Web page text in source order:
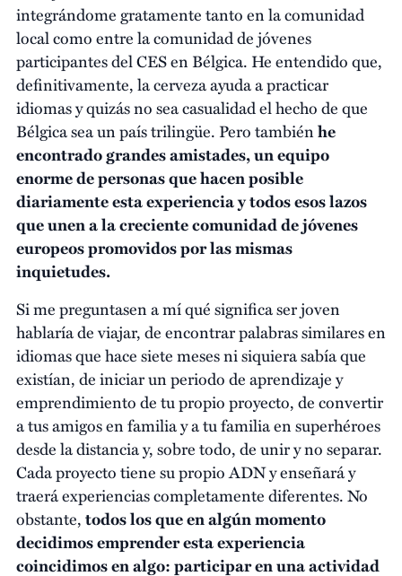
integrándome gratamente tanto en la comunidad
local como entre la comunidad de jóvenes
participantes del CES en Bélgica. He entendido que,
definitivamente, la cerveza ayuda a practicar
idiomas y quizás no sea casualidad el hecho de que
Bélgica sea un país trilingüe. Pero tambiénhe
encontrado grandes amistades, un equipo
enorme de personas que hacen posible
diariamente esta experiencia y todos esos lazos
que unen a la creciente comunidad de jóvenes
europeos promovidos por las mismas
inquietudes.
Si me preguntasen a mí qué significa ser joven
hablaría de viajar, de encontrar palabras similares en
idiomas que hace siete meses ni siquiera sabía que
existían, de iniciar un periodo de aprendizaje y
emprendimiento de tu propio proyecto, de convertir
a tus amigos en familia y a tu familia en superhéroes
desde la distancia y, sobre todo, de unir y no separar.
Cada proyecto tiene su propio ADN y enseñará y
traerá experiencias completamente diferentes. No
obstante,todos los que en algún momento
decidimos emprender esta experiencia
coincidimos en algo: participar en una actividad